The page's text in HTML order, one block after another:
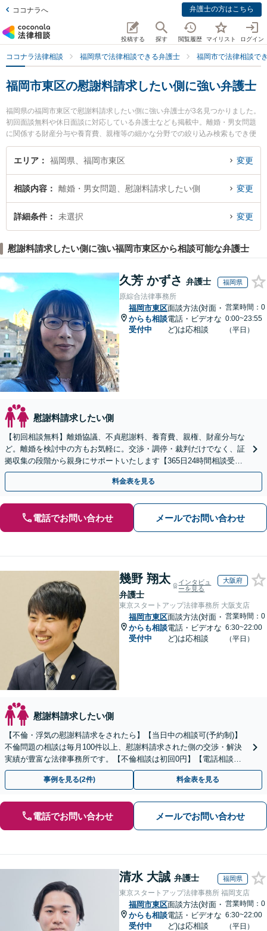
ココナラへ 弁護士の方はこちら
投稿する 探す 閲覧履歴 マイリスト ログイン
ココナラ法律相談 福岡県で法律相談できる弁護士 福岡市で法律相談で
福岡市東区の慰謝料請求したい側に強い弁護士
福岡県の福岡市東区で慰謝料請求したい側に強い弁護士が3名見つかりました。
初回面談無料や休日面談に対応している弁護士なども掲載中。離婚・男女問題
に関係する財産分与や養育費、親権等の細かな分野での絞り込み検索もでき便
利です。特に香椎照葉法律事務所の牟田口 裕史弁護士やIK法律事務所の石松 信
行弁護士、箱崎法律事務所の馬場 俊介弁護士のプロフィール情報や弁護士費
い側のトラブル解決の実績豊富な近くの弁護士を検索したい』『初回相談無料
で慰謝料請求したい側を法律相談できる福岡市東区内の弁護士に相談予約した
い』などでお困りの相談者さんにおすすめです。
エリア 福岡県、福岡市東区 変更
相談内容 離婚・男女問題、慰謝料請求したい側 変更
詳細条件 未選択 変更
慰謝料請求したい側に強い福岡市東区から相談可能な弁護士
久芳 かずさ 弁護士 福岡県
原綜合法律事務所
福岡市東区
からも相談
受付中
面談方法(対面・
電話・ビデオな
ど)は応相談
営業時間：0
0:00~23:55
（平日）
慰謝料請求したい側
【初回相談無料】離婚協議、不貞慰謝料、養育費、親権、財産分与な
ど。離婚を検討中の方もお気軽に。交渉・調停・裁判だけでなく、証
拠収集の段階から親身にサポートいたします【365日24時間相談受
付】【赤坂駅3分】【男女の弁護士が在籍】
料金表を見る
電話でお問い合わせ メールでお問い合わせ
幾野 翔太
弁護士
インタビュ
ーを見る
大阪府
東京スタートアップ法律事務所 大阪支店
福岡市東区
からも相談
受付中
面談方法(対面・
電話・ビデオな
ど)は応相談
営業時間：0
6:30~22:00
（平日）
慰謝料請求したい側
【不倫・浮気の慰謝料請求をされたら】【当日中の相談可(予約制)】
不倫問題の相談は毎月100件以上、慰謝料請求された側の交渉・解決
実績が豊富な法律事務所です。【不倫相談は初回0円】【電話相談で
ご契約まで対応可/来所不要】
事例を見る(2件) 料金表を見る
電話でお問い合わせ メールでお問い合わせ
清水 大誠 弁護士 福岡県
東京スタートアップ法律事務所 福岡支店
福岡市東区
からも相談
受付中
面談方法(対面・
電話・ビデオな
ど)は応相談
営業時間：0
6:30~22:00
（平日）